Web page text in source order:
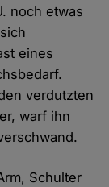
noch etwas
eines
verdutzten
warf ihn
Schulter